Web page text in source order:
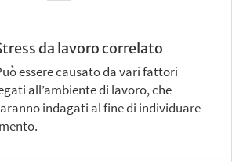
da lavoro correlato
essere causato da vari fattori
all’ambiente di lavoro, che
indagati al fine di individuare